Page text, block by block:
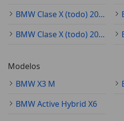
BMW Clase X (todo) 2017
BMW Clase X (todo) 2016
Modelos
BMW X3 M
BMW Active Hybrid X6